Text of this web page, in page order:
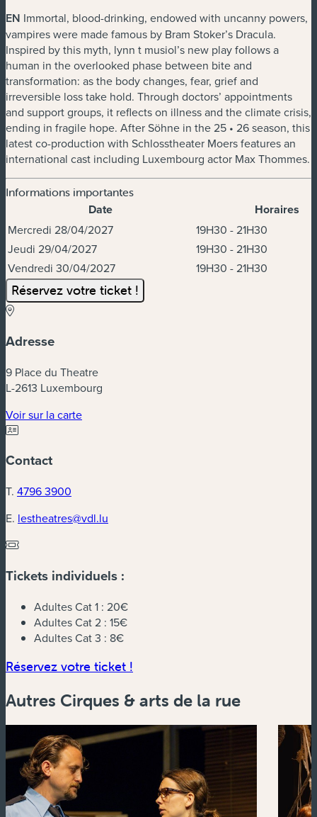
EN Immortal, blood-drinking, endowed with uncanny powers,
vampires were made famous by Bram Stoker’s Dracula.
Inspired by this myth, lynn t musiol’s new play follows a
human in the overlooked phase between bite and
transformation: as the body changes, fear, grief and
irreversible loss take hold. Through doctors’ appointments
and support groups, it reflects on illness and the climate crisis,
ending in fragile hope. AfterSöhne in the 25 • 26 season, this
latest co-production with Schlosstheater Moers features an
international cast including Luxembourg actor Max Thommes.
Informations importantes
Dates et horaires
Date Horaires
Mercredi 28/04/2027
19H30 - 21H30
Jeudi 29/04/2027
19H30 - 21H30
Vendredi 30/04/2027
19H30 - 21H30
Réservez votre ticket !
Adresse
9 Place du Theatre
L-2613 Luxembourg
Voir sur la carte(nouvelle fenêtre)
Contact
T. 4796 3900
E. lestheatres@vdl.lu
Tickets individuels :
Adultes Cat 1 : 20€
Adultes Cat 2 : 15€
Adultes Cat 3 : 8€
Réservez votre ticket !
Autres Cirques & arts de la rue